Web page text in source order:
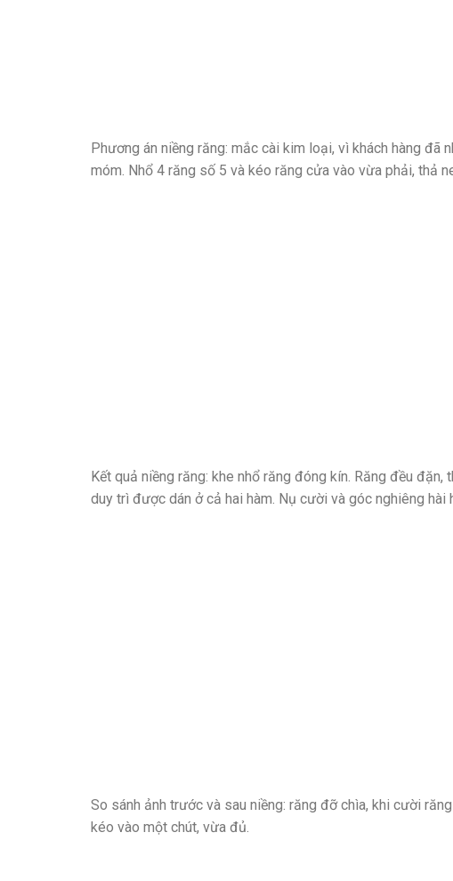
Phương án niềng răng: mắc cài kim loại, vì khách hàng đã
móm. Nhổ 4 răng số 5 và kéo răng cửa vào vừa phải, thả
Kết quả niềng răng: khe nhổ răng đóng kín. Răng đều
duy trì được dán ở cả hai hàm. Nụ cười và góc nghiêng hài
So sánh ảnh trước và sau niềng: răng đỡ chìa, khi cười
kéo vào một chút, vừa đủ.